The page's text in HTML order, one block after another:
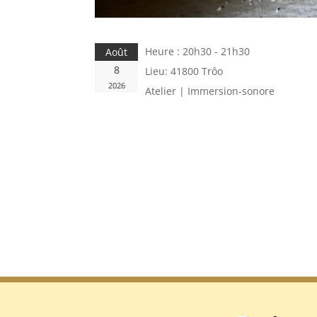
Août
8
2026
Heure :20h30 - 21h30
Lieu:41800 Trôo
Atelier | Immersion-sonore